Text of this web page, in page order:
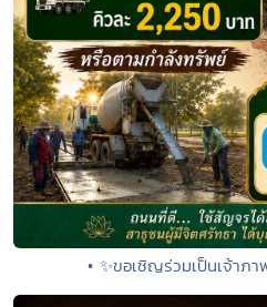
• ✨ขอเชิญร่วมเป็นเจ้าภ